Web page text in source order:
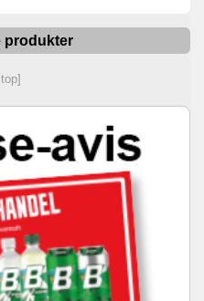
produkter